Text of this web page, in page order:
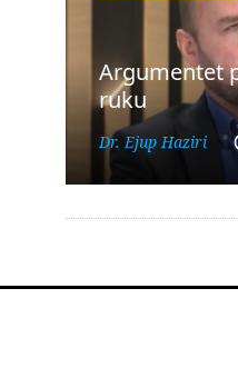
Argumentet
ruku
Dr. Ejup Haziri